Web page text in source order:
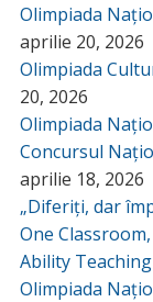
Olimpiada
aprilie 20, 2026
Olimpiada
20, 2026
Olimpiada
Concursul
aprilie 18, 2026
„Diferiți, dar
One
Ability Teaching
Olimpiada